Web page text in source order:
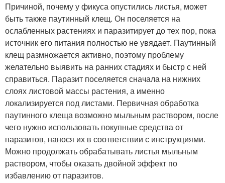
Причиной, почему у фикуса опустились листья, может
быть также паутинный клещ. Он поселяется на
ослабленных растениях и паразитирует до тех пор, пока
источник его питания полностью не увядает. Паутинный
клещ размножается активно, поэтому проблему
желательно выявить на ранних стадиях и быстр с ней
справиться. Паразит поселяется сначала на нижних
слоях листовой массы растения, а именно
локализируется под листами. Первичная обработка
паутинного клеща возможно мыльным раствором, после
чего нужно использовать покупные средства от
паразитов, нанося их в соответствии с инструкциями.
Можно продолжать обрабатывать листья мыльным
раствором, чтобы оказать двойной эффект по
избавлению от паразитов.